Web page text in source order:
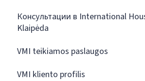
Консультации в International
Klaipėda
VMI teikiamos paslaugos
VMI kliento profilis